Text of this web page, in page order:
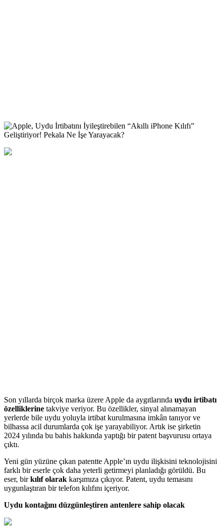
Son yıllarda birçok marka üzere Apple da aygıtlarında uydu irtibatı
özelliklerine takviye veriyor. Bu özellikler, sinyal alınamayan
yerlerde bile uydu yoluyla irtibat kurulmasına imkân tanıyor ve
bilhassa acil durumlarda çok işe yarayabiliyor. Artık ise şirketin
2024 yılında bu bahis hakkında yaptığı bir patent başvurusu ortaya
çıktı.
Yeni gün yüzüne çıkan patentte Apple’ın uydu ilişkisini teknolojisini
farklı bir eserle çok daha yeterli getirmeyi planladığı görüldü. Bu
eser, birkılıf olarak karşımıza çıkıyor. Patent, uydu temasını
uygunlaştıran bir telefon kılıfını içeriyor.
Uydu kontağını düzgünleştiren antenlere sahip olacak